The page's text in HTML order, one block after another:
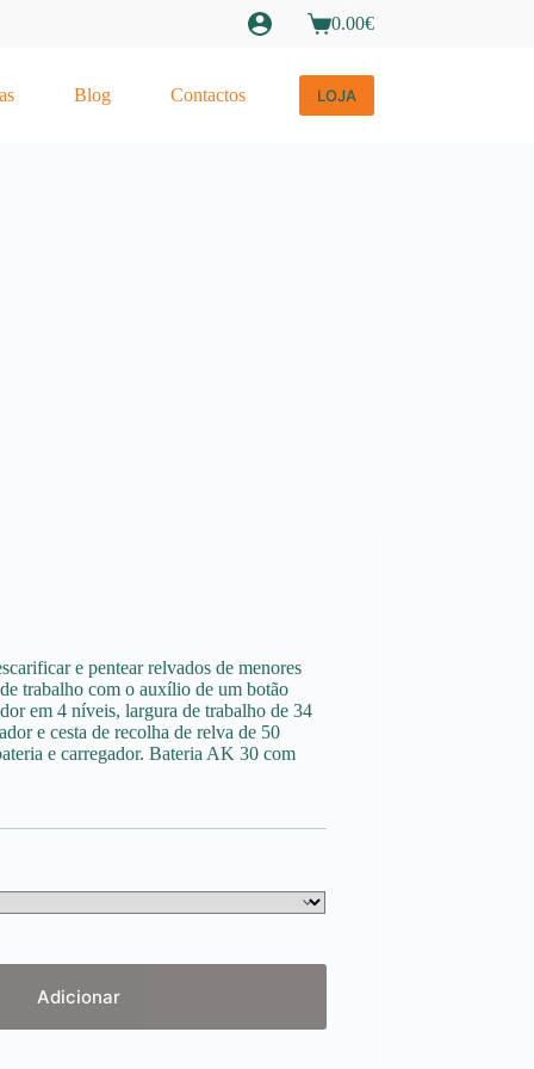
Carrinho
compras
0.00€
Blog Contactos LOJA
e pentear relvados de menores
trabalho com o auxílio de um botão
em 4 níveis, largura de trabalho de 34
e cesta de recolha de relva de 50
e carregador. Bateria AK 30 com
Adicionar